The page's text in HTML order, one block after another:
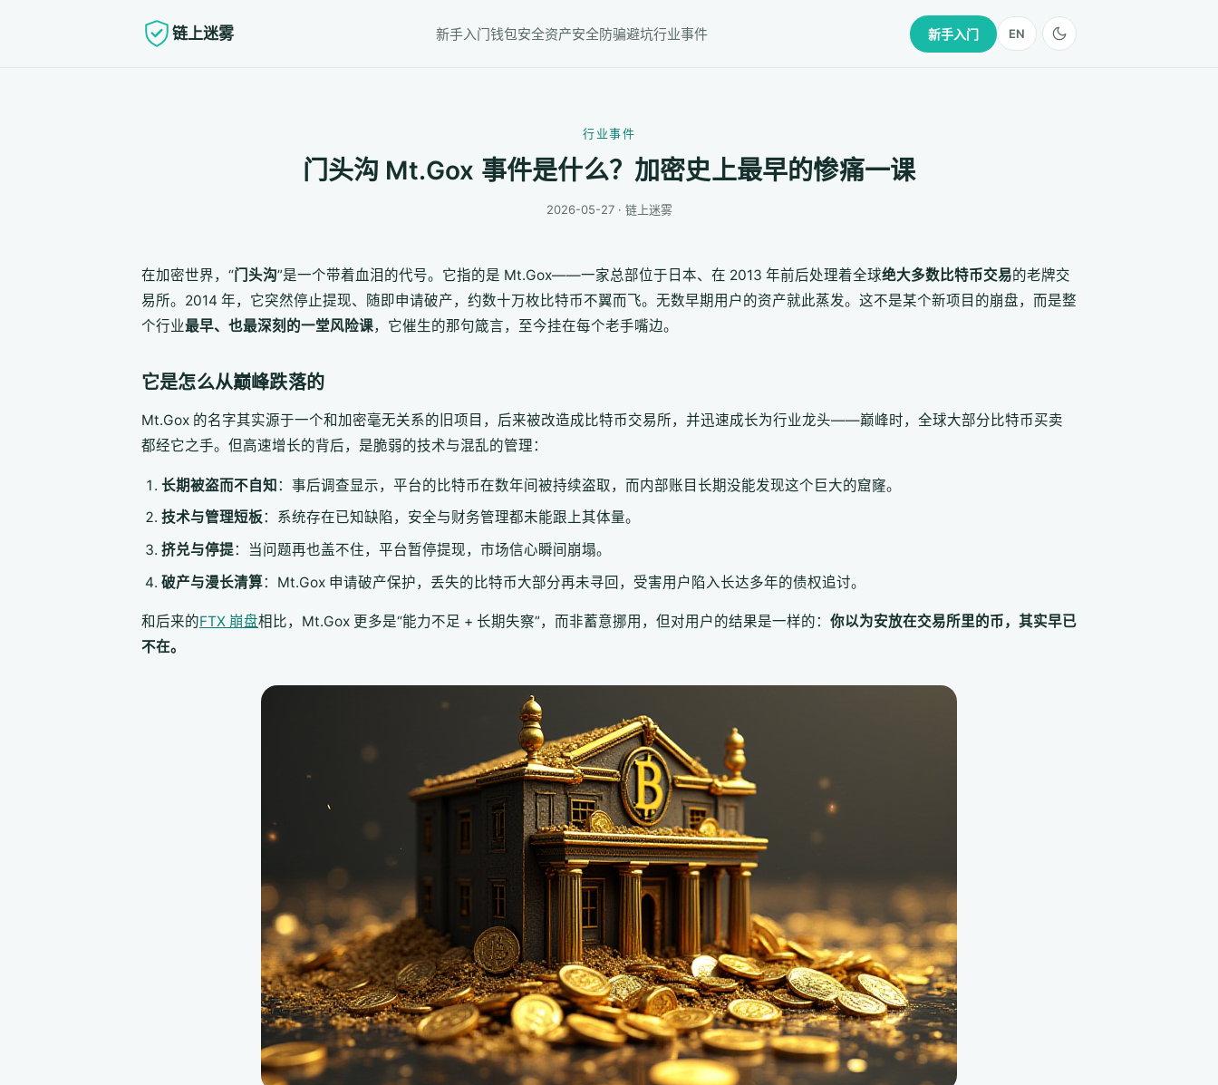
链上迷雾 新手入门钱包安全资产安全防骗避坑行业事件 新手入门 EN
行业事件
门头沟 Mt.Gox 事件是什么？加密史上最早的惨痛一课
2026-05-27 · 链上迷雾
在加密世界，“门头沟”是一个带着血泪的代号。它指的是 Mt.Gox——一家总部位于日本、在 2013 年前后处理着全球绝大多数比特币交易的老牌交
易所。2014 年，它突然停止提现、随即申请破产，约数十万枚比特币不翼而飞。无数早期用户的资产就此蒸发。这不是某个新项目的崩盘，而是整
个行业最早、也最深刻的一堂风险课，它催生的那句箴言，至今挂在每个老手嘴边。
它是怎么从巅峰跌落的
Mt.Gox 的名字其实源于一个和加密毫无关系的旧项目，后来被改造成比特币交易所，并迅速成长为行业龙头——巅峰时，全球大部分比特币买卖
都经它之手。但高速增长的背后，是脆弱的技术与混乱的管理：
长期被盗而不自知：事后调查显示，平台的比特币在数年间被持续盗取，而内部账目长期没能发现这个巨大的窟窿。
技术与管理短板：系统存在已知缺陷，安全与财务管理都未能跟上其体量。
挤兑与停提：当问题再也盖不住，平台暂停提现，市场信心瞬间崩塌。
破产与漫长清算：Mt.Gox 申请破产保护，丢失的比特币大部分再未寻回，受害用户陷入长达多年的债权追讨。
和后来的FTX 崩盘相比，Mt.Gox 更多是“能力不足 + 长期失察”，而非蓄意挪用，但对用户的结果是一样的： 你以为安放在交易所里的币，其实早已
不在。